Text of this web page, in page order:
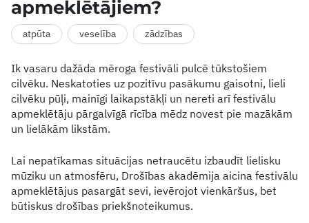
apmeklētājiem?
atpūta veselība zādzības
Ik vasaru dažāda mēroga festivāli pulcē tūkstošiem
cilvēku. Neskatoties uz pozitīvu pasākumu gaisotni, lieli
cilvēku pūļi, mainīgi laikapstākļi un nereti arī festivālu
apmeklētāju pārgalvīgā rīcība mēdz novest pie mazākām
un lielākām likstām.
Lai nepatīkamas situācijas netraucētu izbaudīt lielisku
mūziku un atmosfēru, Drošības akadēmija aicina festivālu
apmeklētājus pasargāt sevi, ievērojot vienkāršus, bet
būtiskus drošības priekšnoteikumus.